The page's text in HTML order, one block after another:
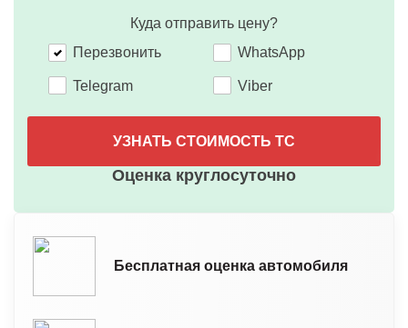
Куда отправить цену?
Перезвонить
WhatsApp
Telegram Viber
УЗНАТЬ СТОИМОСТЬ ТС
Оценка круглосуточно
Бесплатная оценка автомобиля